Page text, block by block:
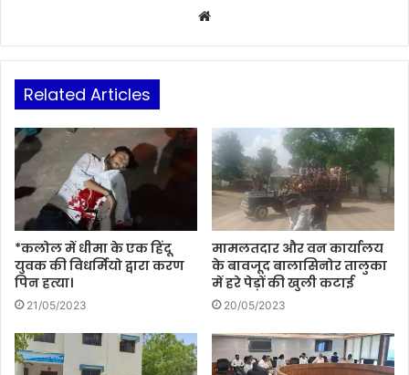
Website
Related Articles
*कलोल में धीमा के एक हिंदू
युवक की विधर्मियो द्वारा करण
पिन हत्या।
21/05/2023
मामलतदार और वन कार्यालय
के बावजूद बालासिनोर तालुका
में हरे पेड़ों की खुली कटाई
20/05/2023